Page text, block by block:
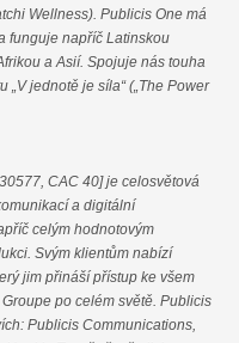
Wellness). Publicis One má
funguje napříč Latinskou
a Asií. Spojuje nás touha
jednotě je síla“ („The Power
CAC 40] je celosvětová
a digitální
celým hodnotovým
Svým klientům nabízí
jim přináší přístup ke všem
po celém světě. Publicis
Publicis Communications,